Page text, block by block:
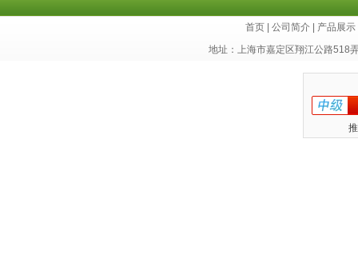
首页 公司简介 产品展示
地址：上海市嘉定区翔江公路518